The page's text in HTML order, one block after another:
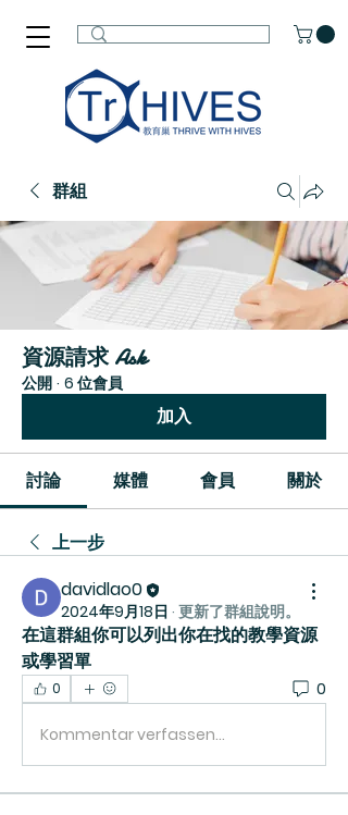
群組
資源請求 Ask
公開 · 6 位會員
加入
討論 媒體 會員 關於
上一步
davidlao0
2024年9月18日 · 更新了群組說明。
在這群組你可以列出你在找的教學資源
或學習單
0 0
Kommentar verfassen...